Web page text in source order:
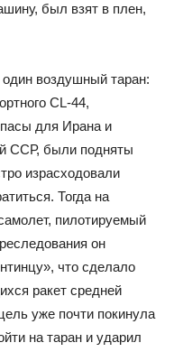
был взят в плен,
воздушный таран:
CL-44,
для Ирана и
ССР, были подняты
израсходовали
Тогда на
пилотируемый
он
что сделало
ракет средней
уже почти покинула
на таран и ударил